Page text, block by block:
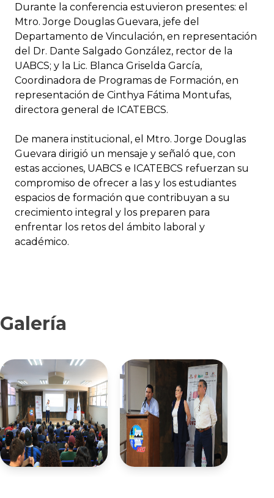
Durante la conferencia estuvieron presentes: el
Mtro. Jorge Douglas Guevara, jefe del
Departamento de Vinculación, en representación
del Dr. Dante Salgado González, rector de la
UABCS; y la Lic. Blanca Griselda García,
Coordinadora de Programas de Formación, en
representación de Cinthya Fátima Montufas,
directora general de ICATEBCS.
De manera institucional, el Mtro. Jorge Douglas
Guevara dirigió un mensaje y señaló que, con
estas acciones, UABCS e ICATEBCS refuerzan su
compromiso de ofrecer a las y los estudiantes
espacios de formación que contribuyan a su
crecimiento integral y los preparen para
enfrentar los retos del ámbito laboral y
académico.
Galería